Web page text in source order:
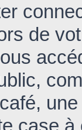
de
case à